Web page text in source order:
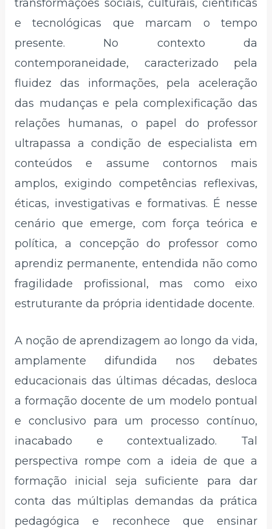
transformações sociais, culturais, científicas
e tecnológicas que marcam o tempo
presente. No contexto da
contemporaneidade, caracterizado pela
fluidez das informações, pela aceleração
das mudanças e pela complexificação das
relações humanas, o papel do professor
ultrapassa a condição de especialista em
conteúdos e assume contornos mais
amplos, exigindo competências reflexivas,
éticas, investigativas e formativas. É nesse
cenário que emerge, com força teórica e
política, a concepção do professor como
aprendiz permanente, entendida não como
fragilidade profissional, mas como eixo
estruturante da própria identidade docente.
A noção de aprendizagem ao longo da vida,
amplamente difundida nos debates
educacionais das últimas décadas, desloca
a formação docente de um modelo pontual
e conclusivo para um processo contínuo,
inacabado e contextualizado. Tal
perspectiva rompe com a ideia de que a
formação inicial seja suficiente para dar
conta das múltiplas demandas da prática
pedagógica e reconhece que ensinar